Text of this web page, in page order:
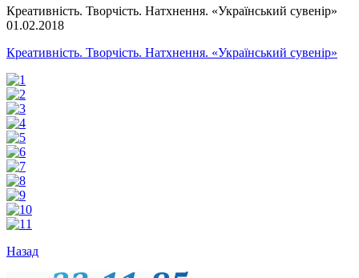
Креативність. Творчість. Натхнення. «Український сувенір»
01.02.2018
Креативність. Творчість. Натхнення. «Український сувенір»
Назад